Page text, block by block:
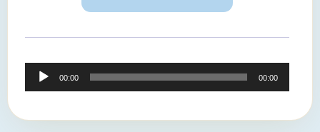
Reproductor
de
00:00 00:00